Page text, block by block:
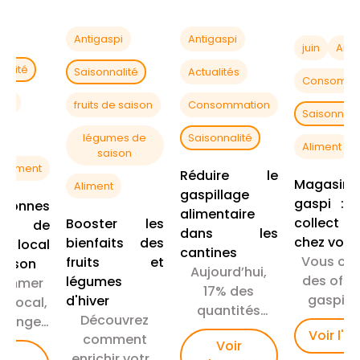
moi
alimentation
plus
responsable.
de
local
local,
et
Antigaspi
Saisonnalité
fruits de saison
légumes de
saison
Aliment
Booster les
bienfaits des
fruits et
légumes
d'hiver
Découvrez
comment
Antigaspi
Actualités
Consommation
Saisonnalité
Réduire le
gaspillage
alimentaire
dans les
cantines
Aujourd’hui,
17% des
quantités
préparées
finissent à la
Voir
juin
Aliment
gaspi :
collect
chez vous
Vous
des
gaspi ?
voici
meilleurs
Voir